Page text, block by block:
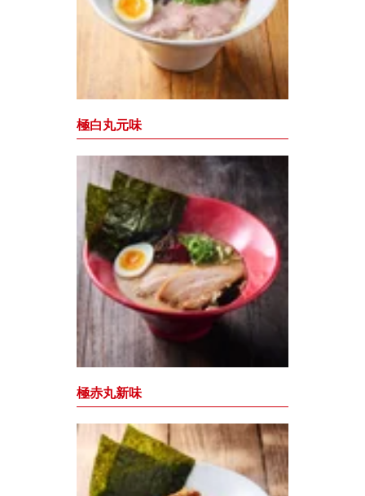
極白丸元味
極赤丸新味